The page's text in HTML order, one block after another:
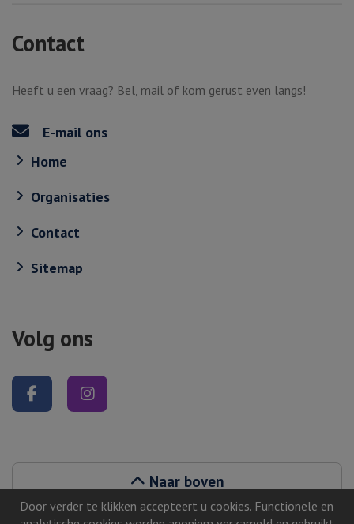
Door verder te klikken accepteert u cookies. Functionele en
Contact
Heeft u een vraag? Bel, mail of kom gerust even langs!
E-mail ons
Home
Organisaties
Contact
Sitemap
Volg ons
Volg ons op Facebook
Naar boven